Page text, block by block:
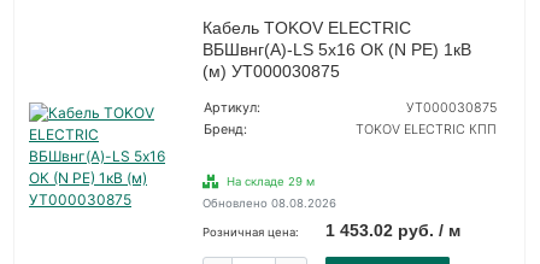
Кабель TOKOV ELECTRIC
ВБШвнг(А)-LS 5х16 ОК (N PE) 1кВ
(м) УТ000030875
Артикул:
УТ000030875
Бренд:
TOKOV ELECTRIC КПП
На складе 29 м
Обновлено 08.08.2026
Розничная цена: 1 453.02 руб. / м